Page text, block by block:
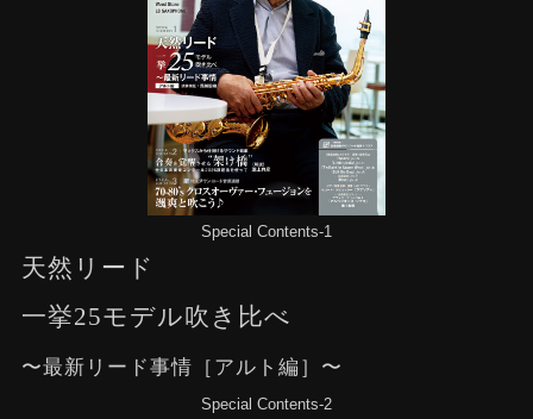
Special Contents-1
天然リード
一挙25モデル吹き比べ
〜最新リード事情［アルト編］〜
Special Contents-2